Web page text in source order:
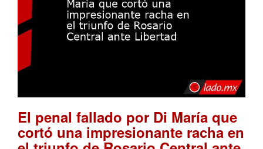
El penal fallado por Di María que
cortó una impresionante racha en